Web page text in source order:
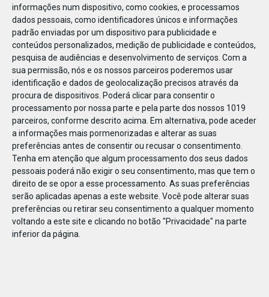
informações num dispositivo, como cookies, e processamos
dados pessoais, como identificadores únicos e informações
padrão enviadas por um dispositivo para publicidade e
conteúdos personalizados, medição de publicidade e conteúdos,
pesquisa de audiências e desenvolvimento de serviços. Com a
sua permissão, nós e os nossos parceiros poderemos usar
identificação e dados de geolocalização precisos através da
procura de dispositivos. Poderá clicar para consentir o
processamento por nossa parte e pela parte dos nossos 1019
parceiros, conforme descrito acima. Em alternativa, pode aceder
a informações mais pormenorizadas e alterar as suas
preferências antes de consentir ou recusar o consentimento.
Tenha em atenção que algum processamento dos seus dados
pessoais poderá não exigir o seu consentimento, mas que tem o
direito de se opor a esse processamento. As suas preferências
serão aplicadas apenas a este website. Você pode alterar suas
preferências ou retirar seu consentimento a qualquer momento
voltando a este site e clicando no botão "Privacidade" na parte
inferior da página.
82734270271495